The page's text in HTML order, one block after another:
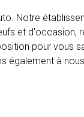
Notre
et d'occasion,
pour vous
également à